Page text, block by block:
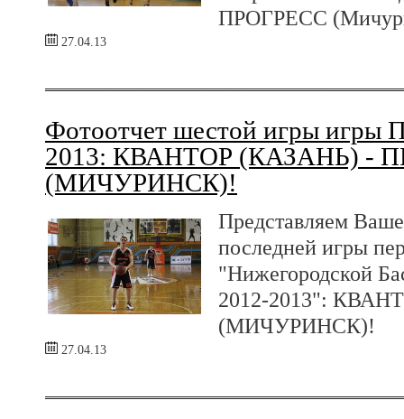
ПРОГРЕСС
27.04.13
Фотоотчет шестой игры игры
2013: КВАНТОР (КАЗАНЬ) -
(МИЧУРИНСК)!
Представляем
последней игры
"Нижегородской
2012-2013":
(МИЧУРИНСК)!
27.04.13